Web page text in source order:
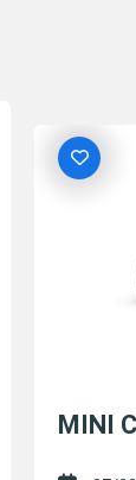
MINI